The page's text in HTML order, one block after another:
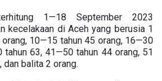
1—18 September 2023
kecelakaan di Aceh yang berusia 1
10—15 tahun 45 orang, 16—30
tahun 63, 41—50 tahun 44 orang, 51
dan balita 2 orang.